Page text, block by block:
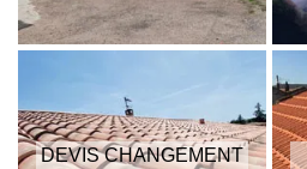
DEVIS CHANGEMENT